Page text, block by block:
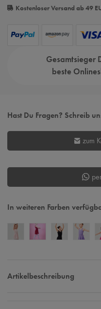
Kostenloser Versand ab 49
Gesamtsieger
beste
Hast Du Fragen? Schreib
zum
In weiteren Farben
Artikelbeschreibung